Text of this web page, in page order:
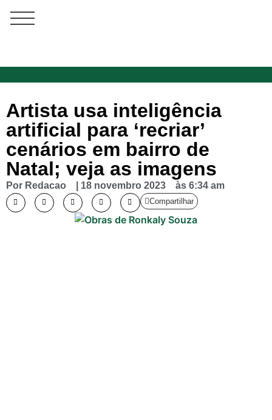
Artista usa inteligência
artificial para ‘recriar’
cenários em bairro de
Natal; veja as imagens
Por Redacao 18 novembro 2023 às 6:34 am
Compartilhar